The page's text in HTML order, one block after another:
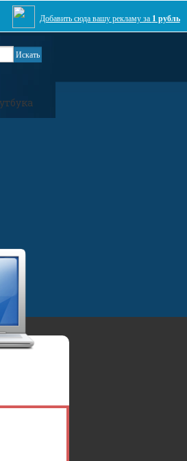
Добавить сюда вашу рекламу за 1 рубль